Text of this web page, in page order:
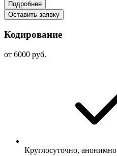
Подробнее
Оставить заявку
Кодирование
от 6000 руб.
Круглосуточно, анонимно